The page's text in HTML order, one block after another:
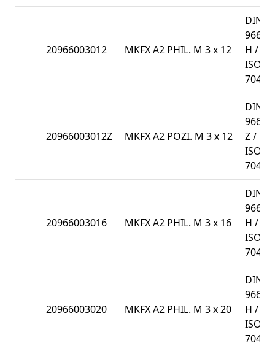
20966003012 MKFX A2 PHIL. M 3 x 12
DIN
966-
H /
ISO
7047
20966003012Z MKFX A2 POZI. M 3 x 12
DIN
966-
Z /
ISO
7047
20966003016 MKFX A2 PHIL. M 3 x 16
DIN
966-
H /
ISO
7047
20966003020 MKFX A2 PHIL. M 3 x 20
DIN
966-
H /
ISO
7047